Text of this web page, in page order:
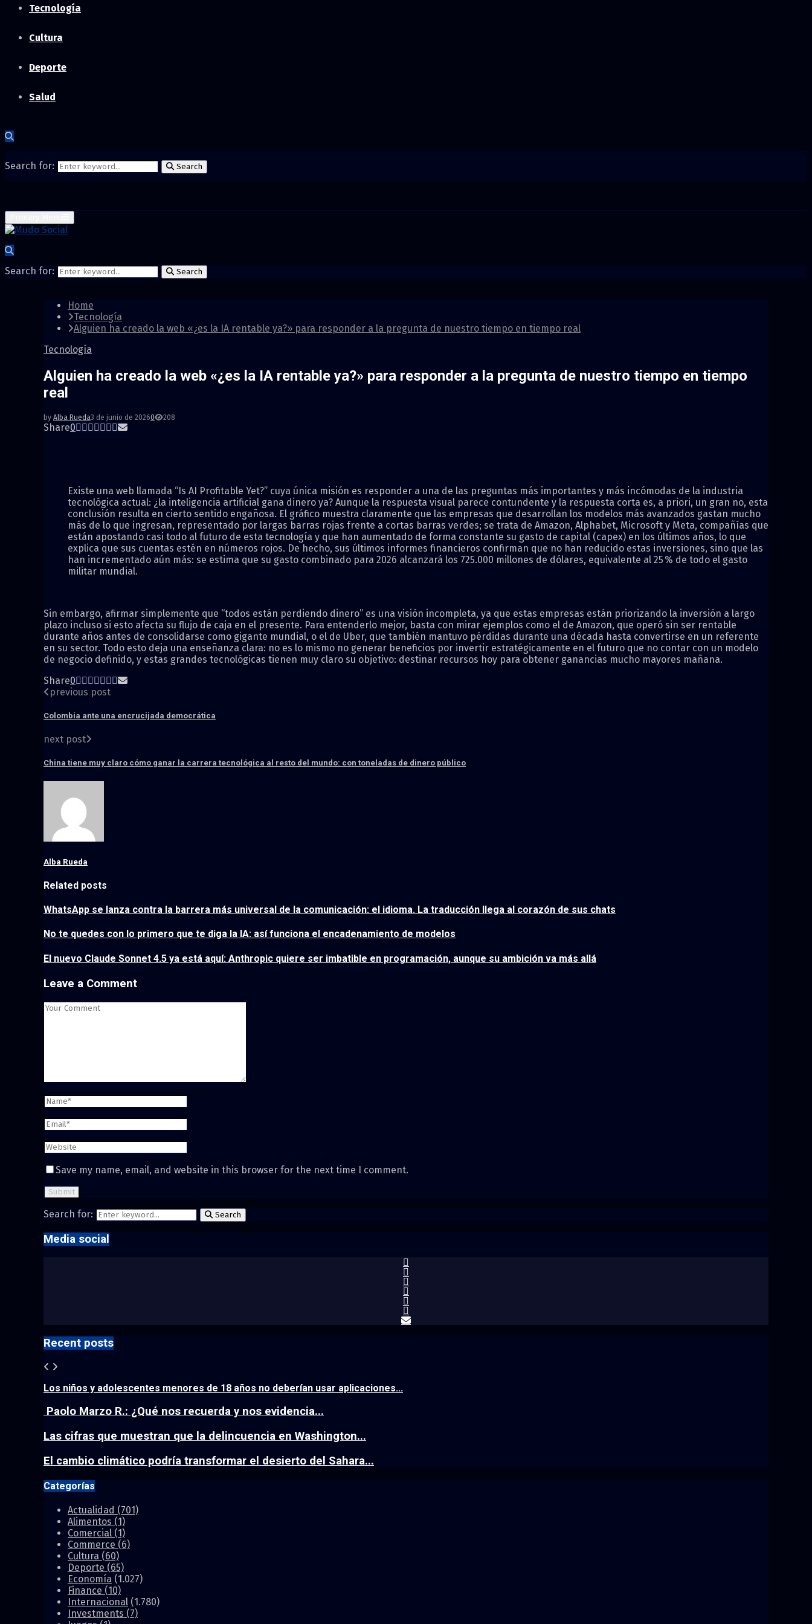
Tecnología
Cultura
Deporte
Salud
Search for: Search
Search for: Search
Home
Tecnología
Alguien ha creado la web «¿es la IA rentable ya?» para responder a la pregunta de nuestro tiempo en tiempo real
Tecnología
Alguien ha creado la web «¿es la IA rentable ya?» para responder a la pregunta de nuestro tiempo en tiempo
real
by Alba Rueda3 de junio de 20260 208
Share0
Existe una web llamada “Is AI Profitable Yet?” cuya única misión es responder a una de las preguntas más importantes y más incómodas de la industria
tecnológica actual: ¿la inteligencia artificial gana dinero ya? Aunque la respuesta visual parece contundente y la respuesta corta es, a priori, un gran no, esta
conclusión resulta en cierto sentido engañosa. El gráfico muestra claramente que las empresas que desarrollan los modelos más avanzados gastan mucho
más de lo que ingresan, representado por largas barras rojas frente a cortas barras verdes; se trata de Amazon, Alphabet, Microsoft y Meta, compañías que
están apostando casi todo al futuro de esta tecnología y que han aumentado de forma constante su gasto de capital (capex) en los últimos años, lo que
explica que sus cuentas estén en números rojos. De hecho, sus últimos informes financieros confirman que no han reducido estas inversiones, sino que las
han incrementado aún más: se estima que su gasto combinado para 2026 alcanzará los 725.000 millones de dólares, equivalente al 25 % de todo el gasto
militar mundial.
Sin embargo, afirmar simplemente que “todos están perdiendo dinero” es una visión incompleta, ya que estas empresas están priorizando la inversión a largo
plazo incluso si esto afecta su flujo de caja en el presente. Para entenderlo mejor, basta con mirar ejemplos como el de Amazon, que operó sin ser rentable
durante años antes de consolidarse como gigante mundial, o el de Uber, que también mantuvo pérdidas durante una década hasta convertirse en un referente
en su sector. Todo esto deja una enseñanza clara: no es lo mismo no generar beneficios por invertir estratégicamente en el futuro que no contar con un modelo
de negocio definido, y estas grandes tecnológicas tienen muy claro su objetivo: destinar recursos hoy para obtener ganancias mucho mayores mañana.
Share0
previous post
Colombia ante una encrucijada democrática
next post
China tiene muy claro cómo ganar la carrera tecnológica al resto del mundo: con toneladas de dinero público
Alba Rueda
Related posts
WhatsApp se lanza contra la barrera más universal de la comunicación: el idioma. La traducción llega al corazón de sus chats
No te quedes con lo primero que te diga la IA: así funciona el encadenamiento de modelos
El nuevo Claude Sonnet 4.5 ya está aquí: Anthropic quiere ser imbatible en programación, aunque su ambición va más allá
Leave a Comment
Save my name, email, and website in this browser for the next time I comment.
Search for: Search
Media social
Recent posts
Los niños y adolescentes menores de 18 años no deberían usar aplicaciones...
Paolo Marzo R.: ¿Qué nos recuerda y nos evidencia...
Las cifras que muestran que la delincuencia en Washington...
El cambio climático podría transformar el desierto del Sahara...
Categorías
Actualidad (701)
Alimentos (1)
Comercial (1)
Commerce (6)
Cultura (60)
Deporte (65)
Economía (1.027)
Finance (10)
Internacional (1.780)
Investments (7)